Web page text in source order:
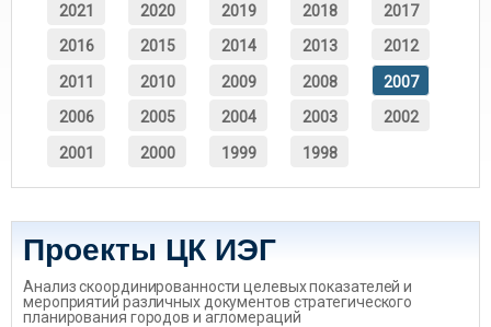
2021 2020 2019 2018 2017
2016 2015 2014 2013 2012
2011 2010 2009 2008 2007
2006 2005 2004 2003 2002
2001 2000 1999 1998
Проекты ЦК ИЭГ
Анализ скоординированности целевых показателей и
мероприятий различных документов стратегического
планирования городов и агломераций